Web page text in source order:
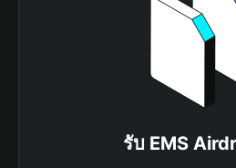
รับ EMS